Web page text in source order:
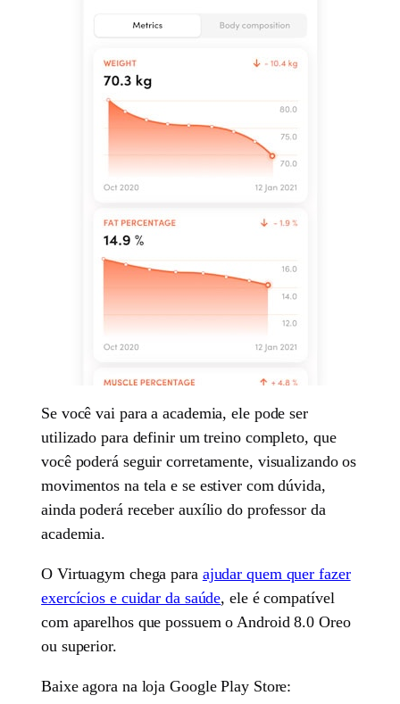
Se você vai para a academia, ele pode ser
utilizado para definir um treino completo, que
você poderá seguir corretamente, visualizando os
movimentos na tela e se estiver com dúvida,
ainda poderá receber auxílio do professor da
academia.
O Virtuagym chega para ajudar quem quer fazer
exercícios e cuidar da saúde, ele é compatível
com aparelhos que possuem o Android 8.0 Oreo
ou superior.
Baixe agora na loja Google Play Store: